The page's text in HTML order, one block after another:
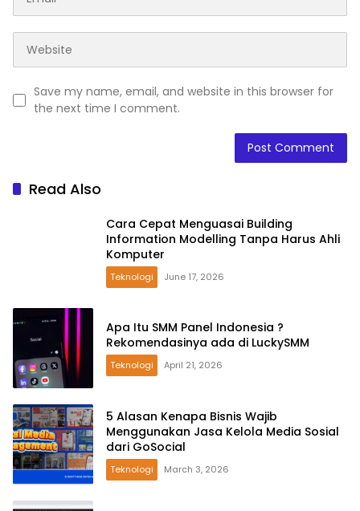
Save my name, email, and website in this browser for
the next time I comment.
Read Also
Cara Cepat Menguasai Building
Information Modelling Tanpa Harus Ahli
Komputer
Teknologi June 17, 2026
Apa Itu SMM Panel Indonesia ?
Rekomendasinya ada di LuckySMM
Teknologi April 21, 2026
5 Alasan Kenapa Bisnis Wajib
Menggunakan Jasa Kelola Media Sosial
dari GoSocial
Teknologi March 3, 2026